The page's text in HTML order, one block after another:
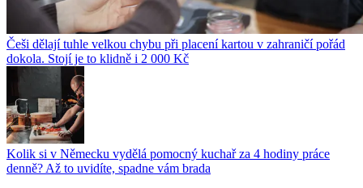
Češi dělají tuhle velkou chybu při placení kartou v zahraničí pořád
dokola. Stojí je to klidně i 2 000 Kč
Kolik si v Německu vydělá pomocný kuchař za 4 hodiny práce
denně? Až to uvidíte, spadne vám brada